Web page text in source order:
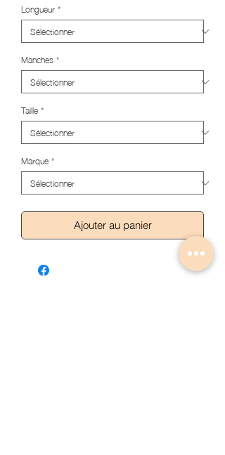
Longueur*
Manches*
Taille*
Marque*
Ajouter au panier